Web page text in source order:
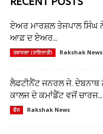
ਏਅਰ ਮਾਰਸ਼ਲ ਤੇਜਪਾਲ ਸਿੰਘ
ਆਫ਼ ਦ ਏਅਰ...
ਤਬਾਦਲਾ (ਤਾਇਨਾਤੀ) Rakshak News
ਲੈਫਟੀਨੈਂਟ ਜਨਰਲ ਜੇ.
ਕਾਲਜ ਦੇ ਕਮਾਂਡੈਂਟ ਵਜੋਂ ਚਾਰਜ...
ਫੌਜ Rakshak News